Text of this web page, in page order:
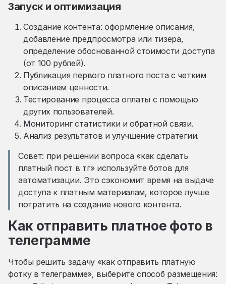
Запуск и оптимизация
Создание контента: оформление описания,
добавление предпросмотра или тизера,
определение обоснованной стоимости доступа
(от 100 рублей).
Публикация первого платного поста с четким
описанием ценности.
Тестирование процесса оплаты с помощью
других пользователей.
Мониторинг статистики и обратной связи.
Анализ результатов и улучшение стратегии.
Совет: при решении вопроса «как сделать
платный пост в тг» используйте ботов для
автоматизации. Это сэкономит время на выдаче
доступа к платным материалам, которое лучше
потратить на создание нового контента.
Как отправить платное фото в
телеграмме
Чтобы решить задачу «как отправить платную
фотку в телеграмме», выберите способ размещения: